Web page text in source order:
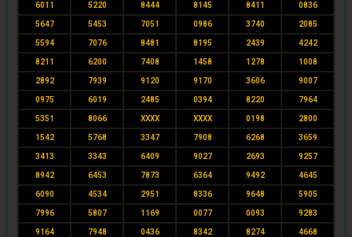
6011 5220 8444 8145 8411 0836
5647 5453 7051 0986 3740 2085
5594 7076 8481 8195 2439 4242
8211 6200 7408 1458 1278 1008
2892 7939 9120 9170 3606 9007
0975 6019 2485 0394 8220 7964
5351 8066 XXXX XXXX 0198 2800
1542 5768 3347 7908 6268 3659
3413 3343 6409 9027 2693 9257
8942 6453 7873 6364 9492 4645
6090 4534 2951 8336 9648 5905
7996 5807 1169 0077 0093 9283
9164 7948 0436 8342 8274 4668